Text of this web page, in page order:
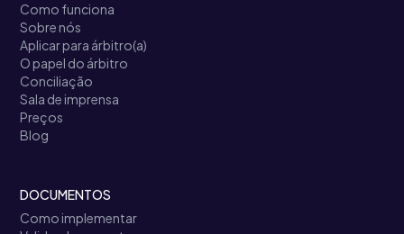
Como funciona
Sobre nós
Aplicar para árbitro(a)
O papel do árbitro
Conciliação
Sala de imprensa
Preços
Blog
DOCUMENTOS
Como implementar